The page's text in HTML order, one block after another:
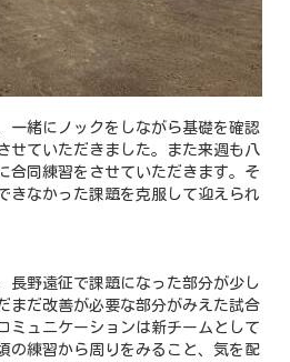
一緒にノックをしながら基礎を確認
せていただきました。また来週も八
合同練習をさせていただきます。そ
きなかった課題を克服して迎えられ
長野遠征で課題になった部分が少し
まだ改善が必要な部分がみえた試合
ミュニケーションは新チームとして
の練習から周りをみること、気を配